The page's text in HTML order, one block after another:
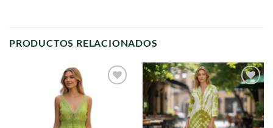
PRODUCTOS RELACIONADOS
Agregar
a
favoritos